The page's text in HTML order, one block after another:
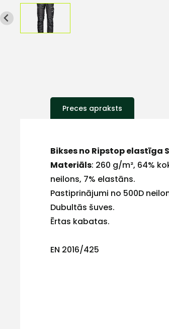
Preces apraksts
Bikses no Ripstop elastīga
Materiāls: 260 g/m², 64%
neilons, 7% elastāns.
Pastiprinājumi no 500D
Dubultās šuves.
Ērtas kabatas.
EN 2016/425